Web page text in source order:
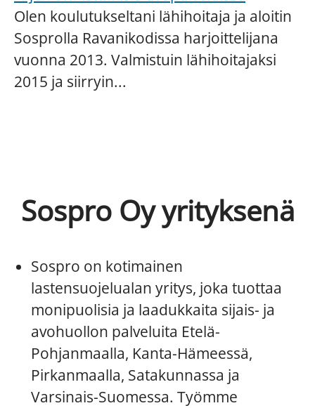
Olen koulutukseltani lähihoitaja ja aloitin
Sosprolla Ravanikodissa harjoittelijana
vuonna 2013. Valmistuin lähihoitajaksi
2015 ja siirryin...
Sospro Oy yrityksenä
Sospro on kotimainen
lastensuojelualan yritys, joka tuottaa
monipuolisia ja laadukkaita sijais- ja
avohuollon palveluita Etelä-
Pohjanmaalla, Kanta-Hämeessä,
Pirkanmaalla, Satakunnassa ja
Varsinais-Suomessa. Työmme